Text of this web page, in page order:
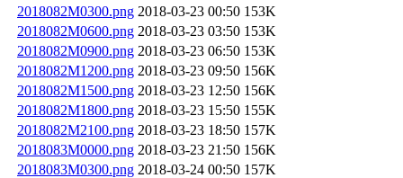
2018082M0300.png 2018-03-23 00:50 153K
2018082M0600.png 2018-03-23 03:50 153K
2018082M0900.png 2018-03-23 06:50 153K
2018082M1200.png 2018-03-23 09:50 156K
2018082M1500.png 2018-03-23 12:50 156K
2018082M1800.png 2018-03-23 15:50 155K
2018082M2100.png 2018-03-23 18:50 157K
2018083M0000.png 2018-03-23 21:50 156K
2018083M0300.png 2018-03-24 00:50 157K